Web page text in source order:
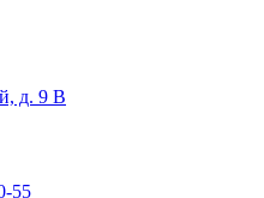
д. 9 В
55